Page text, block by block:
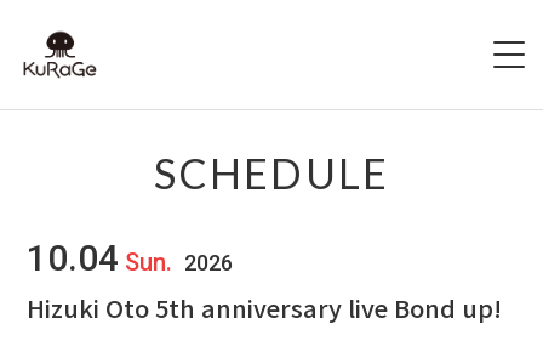
SCHEDULE
SCHEDULE
10.04 Sun. 2026
Hizuki Oto 5th anniversary live Bond up!